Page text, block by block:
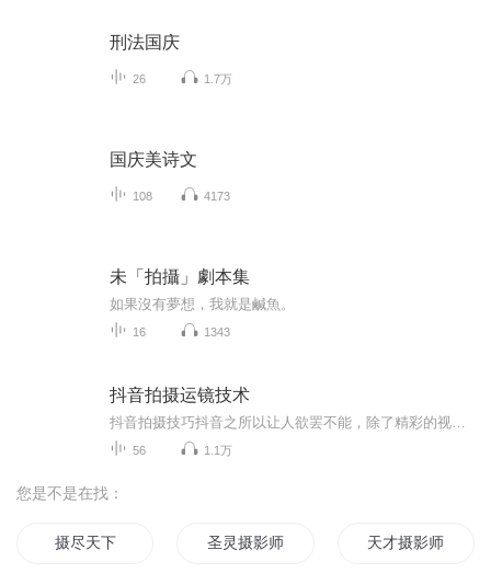
刑法国庆
26 1.7万
国庆美诗文
108 4173
未「拍攝」劇本集
如果沒有夢想，我就是鹹魚。
16 1343
抖音拍摄运镜技术
56 1.1万
您是不是在找：
摄尽天下 圣灵摄影师 天才摄影师